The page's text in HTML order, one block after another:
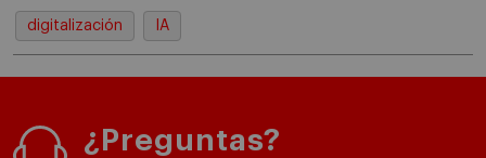
digitalización IA
¿Preguntas?